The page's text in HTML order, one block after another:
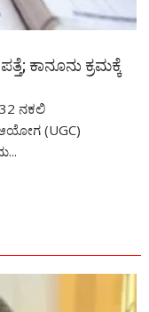
ಕಾನೂನು ಕ್ರಮಕ್ಕೆ
ನಕಲಿ
(UGC)